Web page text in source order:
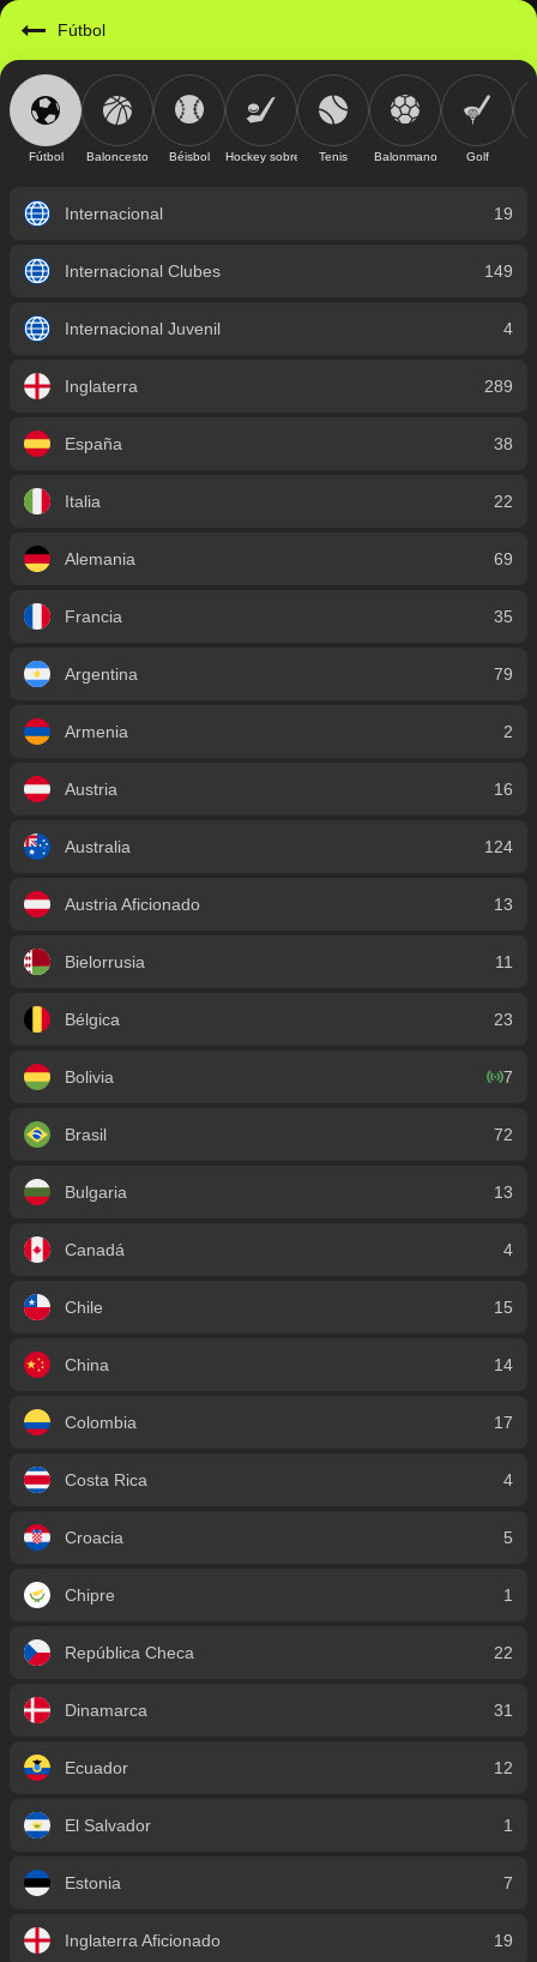
Fútbol
Fútbol Baloncesto Béisbol Hockey sobre hieloTenis Balonmano Golf
Internacional 19
Internacional Clubes 149
Internacional Juvenil 4
Inglaterra 289
España 38
Italia 22
Alemania 69
Francia 35
Argentina 79
Armenia 2
Austria 16
Australia 124
Austria Aficionado 13
Bielorrusia 11
Bélgica 23
Bolivia 7
Brasil 72
Bulgaria 13
Canadá 4
Chile 15
China 14
Colombia 17
Costa Rica 4
Croacia 5
Chipre 1
República Checa 22
Dinamarca 31
Ecuador 12
El Salvador 1
Estonia 7
Inglaterra Aficionado 19
https://mobile.geniusbet.sv/sport/detail/futbol?id=1